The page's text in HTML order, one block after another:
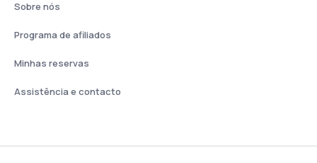
Sobre nós
Programa de afiliados
Minhas reservas
Assistência e contacto